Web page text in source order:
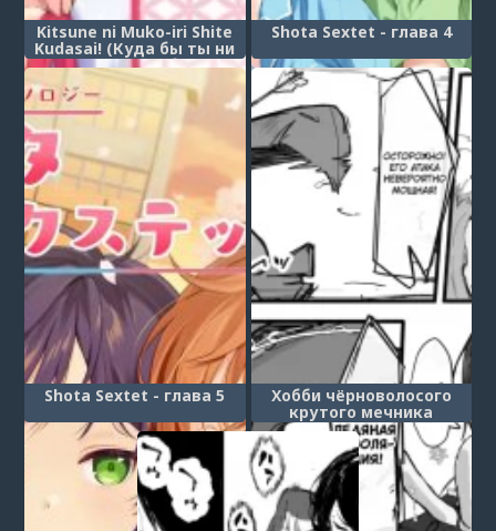
Kitsune ni Muko-iri Shite
Kudasai! (Куда бы ты ни
отправился, будь
осторожен с лисами!)
Shota Sextet - глава 4
Shota Sextet - глава 5 Хобби чёрноволосого
крутого мечника
(Kurokami Cool Kenshi no
Shumi)